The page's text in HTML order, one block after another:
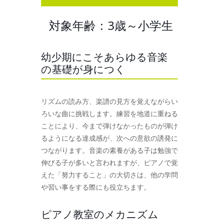
対象年齢：3歳～小学生
幼少期にこそあらゆる音楽
の基礎が身につく
リズムの読み方、楽譜の見方を覚えながらい
ろいな曲に挑戦します。練習を地道に重ねる
ことにより、今まで弾けなかったものが弾け
るようになる達成感が、次への意欲の誘発に
つながります。音楽の素養がある子は勉強で
伸びる子が多いと言われますが、ピアノで覚
えた「努力すること」の大切さは、他の学問
や習い事をする際にも役立ちます。
ピアノ教室のメカニズム